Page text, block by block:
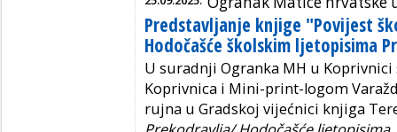
Predstavljanje knjige "Povijest
Hodočašće školskim ljetopisima
U suradnji Ogranka MH u
Koprivnica i Mini-print-logom
rujna u Gradskoj vijećnici knjiga